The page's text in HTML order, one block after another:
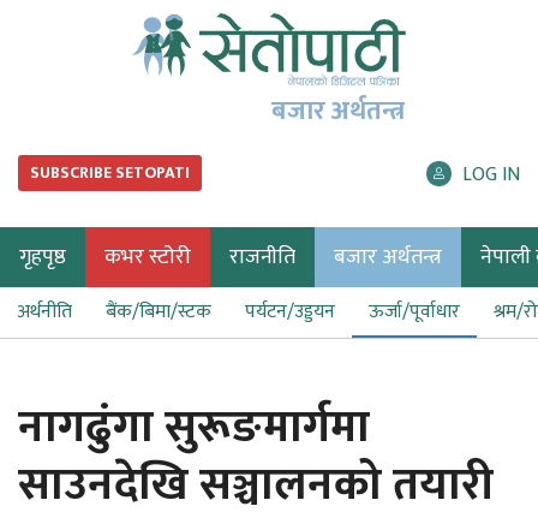
बजार अर्थतन्त्र
SUBSCRIBE SETOPATI LOG IN
गृहपृष्ठ कभर स्टोरी राजनीति बजार अर्थतन्त्र नेपाली
अर्थनीति बैंक/बिमा/स्टक पर्यटन/उड्डयन ऊर्जा/पूर्वाधार श्रम/
नागढुंगा सुरूङमार्गमा
साउनदेखि सञ्चालनको तयारी